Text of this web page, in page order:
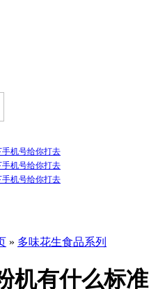
» 多味花生食品系列
机有什么标准